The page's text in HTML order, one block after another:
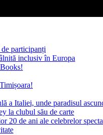
participanți
inclusiv în Europa
a Italiei, unde paradisul
la clubul său de carte
20 de ani ale celebrelor